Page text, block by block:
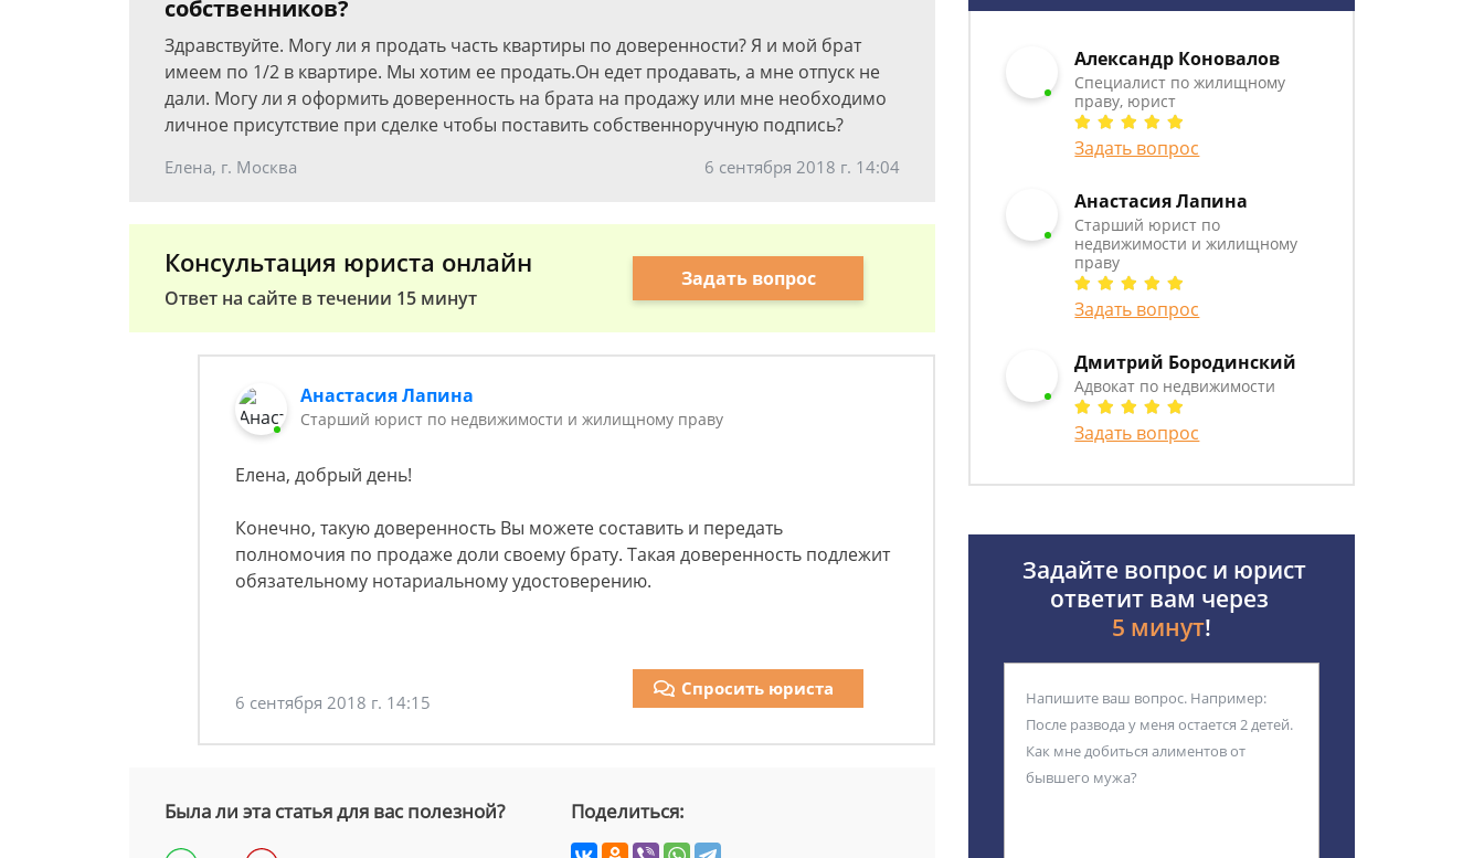
собственников?
Здравствуйте. Могу ли я продать часть квартиры по доверенности? Я и мой брат
имеем по 1/2 в квартире. Мы хотим ее продать.Он едет продавать, а мне отпуск не
дали. Могу ли я оформить доверенность на брата на продажу или мне необходимо
личное присутствие при сделке чтобы поставить собственноручную подпись?
Елена, г. Москва 6 сентября 2018 г. 14:04
Консультация юриста онлайн
Ответ на сайте в течении 15 минут
Задать вопрос
Анастасия Лапина
Старший юрист по недвижимости и жилищному праву
Елена, добрый день!
Конечно, такую доверенность Вы можете составить и передать
полномочия по продаже доли своему брату. Такая доверенность подлежит
обязательному нотариальному удостоверению.
6 сентября 2018 г. 14:15
Спросить юриста
Была ли эта статья для вас полезной? Поделиться:
Александр Коновалов
Специалист по жилищному
праву, юрист
Задать вопрос
Анастасия Лапина
Старший юрист по
недвижимости и жилищному
праву
Задать вопрос
Дмитрий Бородинский
Адвокат по недвижимости
Задать вопрос
Задайте вопрос и юрист
ответит вам через
5 минут!